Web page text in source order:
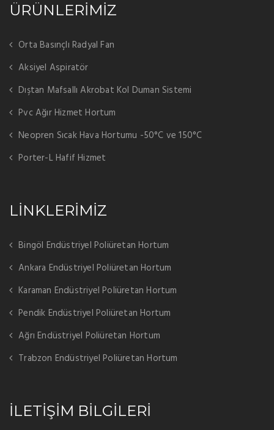
ÜRÜNLERİMİZ
Orta Basınçlı Radyal Fan
Aksiyel Aspiratör
Dıştan Mafsallı Akrobat Kol Duman Sistemi
Pvc Ağır Hizmet Hortum
Neopren Sıcak Hava Hortumu -50°C ve 150°C
Porter-L Hafif Hizmet
LİNKLERİMİZ
Bingöl Endüstriyel Poliüretan Hortum
Ankara Endüstriyel Poliüretan Hortum
Karaman Endüstriyel Poliüretan Hortum
Pendik Endüstriyel Poliüretan Hortum
Ağrı Endüstriyel Poliüretan Hortum
Trabzon Endüstriyel Poliüretan Hortum
İLETİŞİM BİLGİLERİ